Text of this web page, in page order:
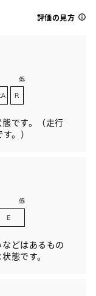
評価の見方
です。（走行
。）
どはあるもの
態です。